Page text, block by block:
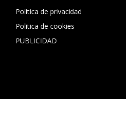
Política de privacidad
Politica de cookies
PUBLICIDAD